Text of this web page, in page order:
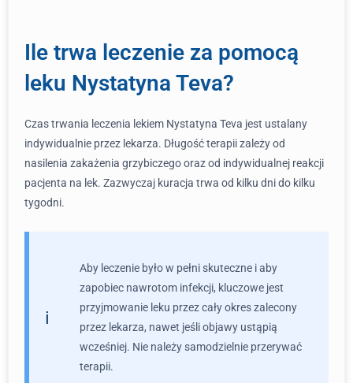
Ile trwa leczenie za pomocą
leku Nystatyna Teva?
Czas trwania leczenia lekiem Nystatyna Teva jest ustalany
indywidualnie przez lekarza. Długość terapii zależy od
nasilenia zakażenia grzybiczego oraz od indywidualnej reakcji
pacjenta na lek. Zazwyczaj kuracja trwa od kilku dni do kilku
tygodni.
Aby leczenie było w pełni skuteczne i aby
zapobiec nawrotom infekcji, kluczowe jest
przyjmowanie leku przez cały okres zalecony
przez lekarza, nawet jeśli objawy ustąpią
wcześniej. Nie należy samodzielnie przerywać
terapii.